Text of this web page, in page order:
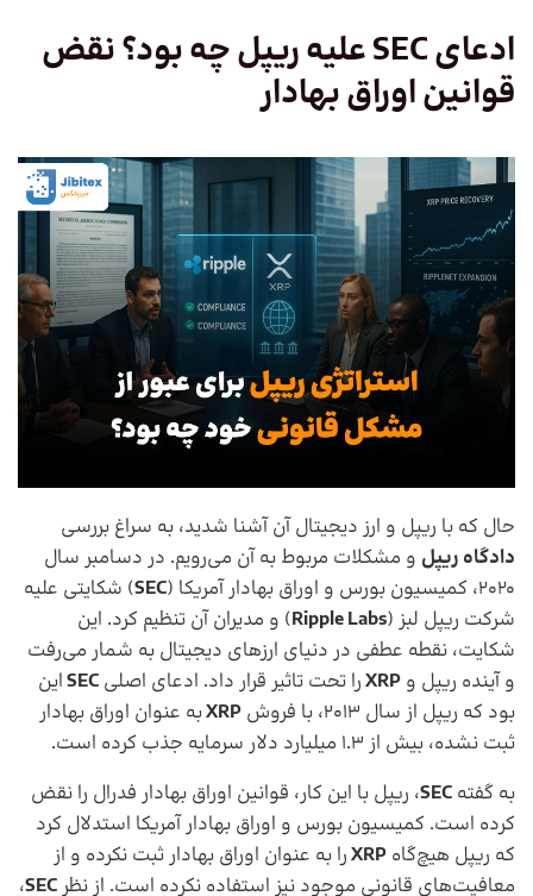
ادعایSECعلیه ریپل چه بود؟ نقض
قوانین اوراق بهادار
حال که با ریپل و ارز دیجیتال آن آشنا شدید، به سراغ بررسی
دادگاه ریپل و مشکلات مربوط به آن می‌رویم. در دسامبر سال
2020، کمیسیون بورس و اوراق بهادار آمریکا (
SEC) شکایتی علیه
شرکت ریپل لبز (Ripple Labs) و مدیران آن تنظیم کرد. این
شکایت، نقطه عطفی در دنیای ارزهای دیجیتال به شمار می‌رفت
و آینده ریپل و XRPرا تحت تاثیر قرار داد. ادعای اصلی SECاین
بود که ریپل از سال 2013، با فروش
XRPبه عنوان اوراق بهادار
ثبت نشده، بیش از 1.3 میلیارد دلار سرمایه جذب کرده است.
به گفته SEC، ریپل با این کار، قوانین اوراق بهادار فدرال را نقض
کرده است. کمیسیون بورس و اوراق بهادار آمریکا استدلال کرد
که ریپل هیچ‌گاه XRPرا به عنوان اوراق بهادار ثبت نکرده و از
معافیت‌های قانونی موجود نیز استفاده نکرده است. از نظرSEC،